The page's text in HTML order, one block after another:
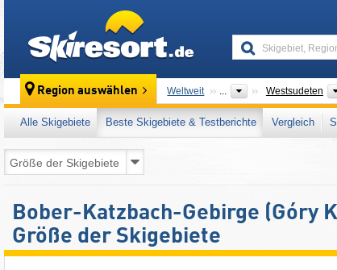
Region auswählen Weltweit ... Westsudeten
Alle Skigebiete Beste Skigebiete & Testberichte Vergleich
Bober-Katzbach-Gebirge (Góry
Größe der Skigebiete